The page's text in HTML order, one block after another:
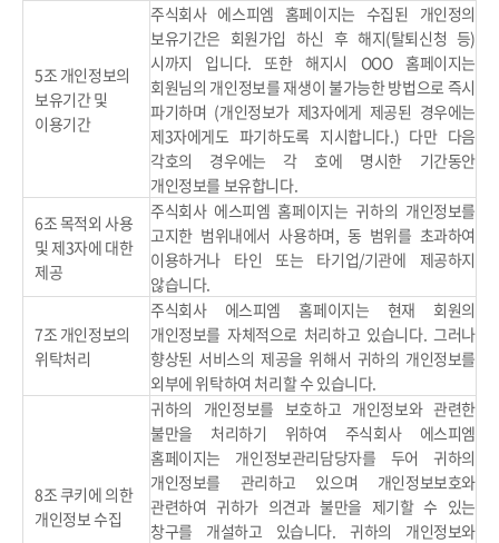
5조 개인정보의
보유기간 및
이용기간
주식회사 에스피엠 홈페이지는 수집된 개인정의
보유기간은 회원가입 하신 후 해지(탈퇴신청 등)
시까지 입니다. 또한 해지시 OOO 홈페이지는
회원님의 개인정보를 재생이 불가능한 방법으로 즉시
파기하며 (개인정보가 제3자에게 제공된 경우에는
제3자에게도 파기하도록 지시합니다.) 다만 다음
각호의 경우에는 각 호에 명시한 기간동안
개인정보를 보유합니다.
6조 목적외 사용
및 제3자에 대한
제공
주식회사 에스피엠 홈페이지는 귀하의 개인정보를
고지한 범위내에서 사용하며, 동 범위를 초과하여
이용하거나 타인 또는 타기업/기관에 제공하지
않습니다.
7조 개인정보의
위탁처리
주식회사 에스피엠 홈페이지는 현재 회원의
개인정보를 자체적으로 처리하고 있습니다. 그러나
향상된 서비스의 제공을 위해서 귀하의 개인정보를
외부에 위탁하여 처리할 수 있습니다.
8조 쿠키에 의한
개인정보 수집
귀하의 개인정보를 보호하고 개인정보와 관련한
불만을 처리하기 위하여 주식회사 에스피엠
홈페이지는 개인정보관리담당자를 두어 귀하의
개인정보를 관리하고 있으며 개인정보보호와
관련하여 귀하가 의견과 불만을 제기할 수 있는
창구를 개설하고 있습니다. 귀하의 개인정보와